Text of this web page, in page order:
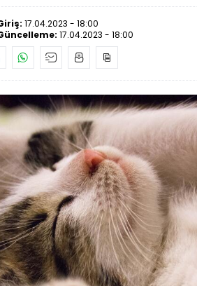
17.04.2023 - 18:00
17.04.2023 - 18:00